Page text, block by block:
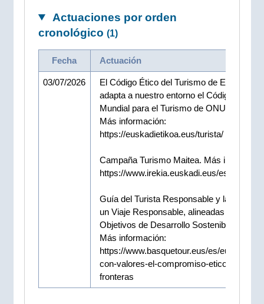
Actuaciones por orden
cronológico (1)
Fecha Actuación
03/07/2026
El Código Ético del Turismo de Euskadi
adapta a nuestro entorno el Código Ético
Mundial para el Turismo de ONU Turismo.
Más información:
https://euskadietikoa.eus/turista/
Campaña Turismo Maitea. Más
https://www.irekia.euskadi.eus/es/news/
Guía del Turista Responsable y la Guía
un Viaje Responsable, alineadas con los
Objetivos de Desarrollo Sostenible.
Más información:
https://www.basquetour.eus/es/euskadi-
con-valores-el-compromiso-etico-que-
fronteras